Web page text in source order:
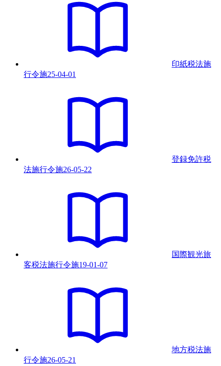
印紙税法施
行令施25-04-01
登録免許税
法施行令施26-05-22
国際観光旅
客税法施行令施19-01-07
地方税法施
行令施26-05-21